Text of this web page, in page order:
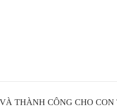
THÀNH CÔNG CHO CON